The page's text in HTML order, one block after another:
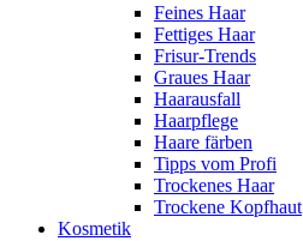
Feines Haar
Fettiges Haar
Frisur-Trends
Graues Haar
Haarausfall
Haarpflege
Haare färben
Tipps vom Profi
Trockenes Haar
Trockene Kopfhaut
Kosmetik